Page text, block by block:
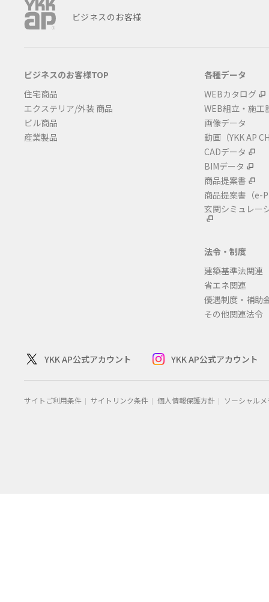
ビジネスのお客様
ビジネスのお客様TOP
住宅商品
エクステリア/外装 商品
ビル商品
産業製品
各種データ
WEBカタログ
WEB組立・施工
画像データ
動画（YKK AP
CADデータ
BIMデータ
商品提案書
商品提案書 （
玄関シミュレー
法令・制度
建築基準法関連
省エネ関連
優遇制度・補助
その他関連法令
YKK AP公式アカウント YKK AP公式アカウント
サイトご利用条件 サイトリンク条件 個人情報保護方針 ソーシャル